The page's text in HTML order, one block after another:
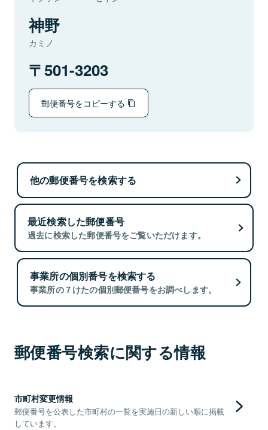
神野
カミノ
501-3203
郵便番号をコピーする
他の郵便番号を検索する
最近検索した郵便番号
過去に検索した郵便番号をご覧いただけます。
事業所の個別番号を検索する
事業所の７けたの個別郵便番号をお調べします。
郵便番号検索に関する情報
市町村変更情報
郵便番号を公表した市町村の一覧を実施日の新しい順に掲載
しています。